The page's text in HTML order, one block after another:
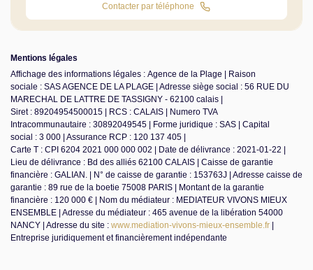
Contacter par téléphone
Mentions légales
Affichage des informations légales : Agence de la Plage | Raison
sociale : SAS AGENCE DE LA PLAGE | Adresse siège social : 56 RUE DU
MARECHAL DE LATTRE DE TASSIGNY - 62100 calais |
Siret : 89204954500015 | RCS : CALAIS | Numero TVA
Intracommunautaire : 30892049545 | Forme juridique : SAS | Capital
social : 3 000 | Assurance RCP : 120 137 405 |
Carte T : CPI 6204 2021 000 000 002 | Date de délivrance : 2021-01-22 |
Lieu de délivrance : Bd des alliés 62100 CALAIS | Caisse de garantie
financière : GALIAN. | N° de caisse de garantie : 153763J | Adresse caisse de
garantie : 89 rue de la boetie 75008 PARIS | Montant de la garantie
financière : 120 000 € | Nom du médiateur : MEDIATEUR VIVONS MIEUX
ENSEMBLE | Adresse du médiateur : 465 avenue de la libération 54000
NANCY | Adresse du site : www.mediation-vivons-mieux-ensemble.fr
Entreprise juridiquement et financièrement indépendante